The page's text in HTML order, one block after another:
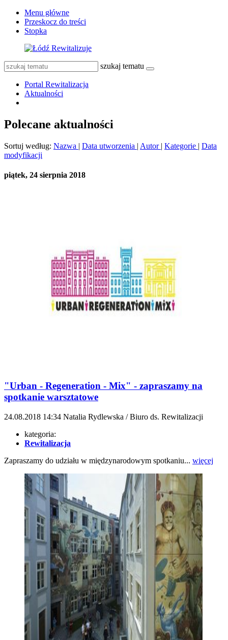
Menu główne
Przeskocz do treści
Stopka
szukaj tematu
Portal Rewitalizacja
Aktualności
Polecane aktualności
Sortuj według: Nazwa | Data utworzenia | Autor | Kategorie | Data
modyfikacji
piątek, 24 sierpnia 2018
"Urban - Regeneration - Mix" - zapraszamy na
spotkanie warsztatowe
24.08.2018 14:34 Natalia Rydlewska / Biuro ds. Rewitalizacji
kategoria:
Rewitalizacja
Zapraszamy do udziału w międzynarodowym spotkaniu... więcej